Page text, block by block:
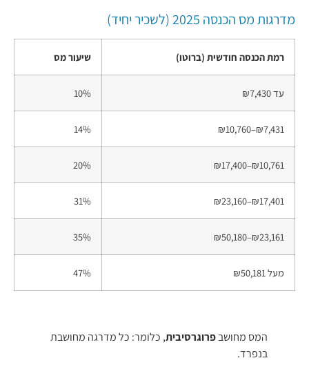
מדרגות מס הכנסה 2025 (לשכיר יחיד)
רמת הכנסה חודשית (ברוטו) שיעור מס
עד ₪7,430 10%
₪7,431–₪10,760
14%
₪10,761–₪17,400
20%
₪17,401–₪23,160
31%
₪23,161–₪50,180
35%
מעל ₪50,181 47%
המס מחושבפרוגרסיבית, כלומר: כל מדרגה מחושבת
בנפרד.